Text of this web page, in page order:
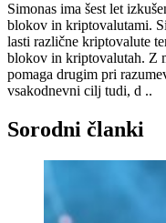
Simonas ima šest let
blokov in kriptovalutami.
lasti različne kriptovalute
blokov in kriptovalutah. Z
pomaga drugim pri
vsakodnevni cilj tudi, d ..
Sorodni članki